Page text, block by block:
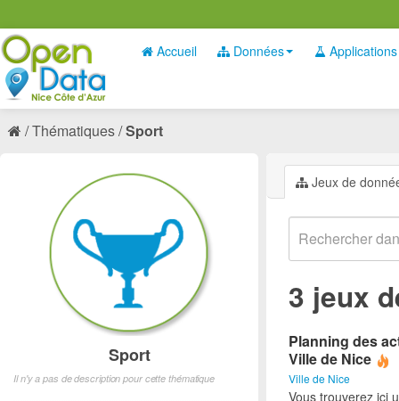
Accueil Données Applications
Thématiques Sport
Jeux de
3 jeux
Planning des
Ville de Nice
Ville de Nice
Vous trouverez ici
Sport
Il n'y a pas de description pour cette thématique